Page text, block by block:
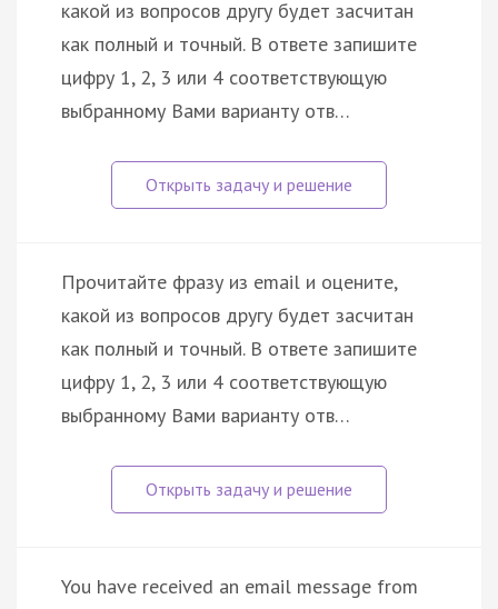
какой из вопросов другу будет засчитан
как полный и точный. В ответе запишите
цифру 1, 2, 3 или 4 соответствующую
выбранному Вами варианту отв…
Прочитайте фразу из email и оцените,
какой из вопросов другу будет засчитан
как полный и точный. В ответе запишите
цифру 1, 2, 3 или 4 соответствующую
выбранному Вами варианту отв…
You have received an email message from